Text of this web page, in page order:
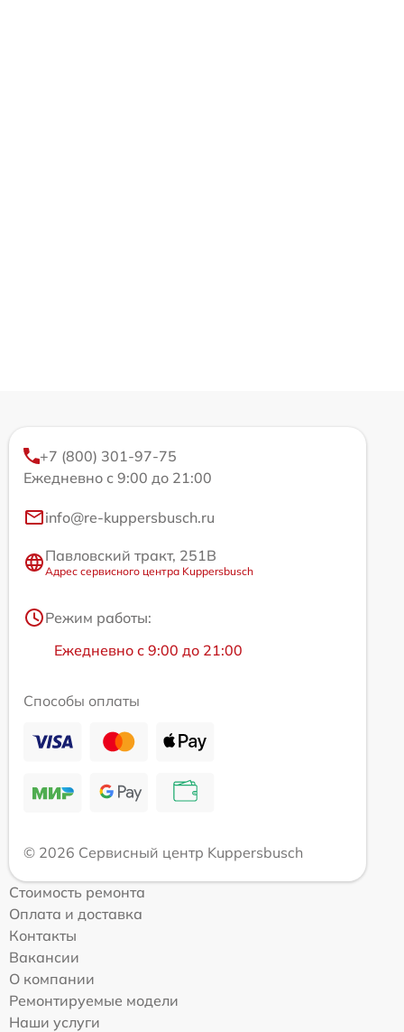
+7 (800) 301-97-75
Ежедневно с 9:00 до 21:00
info@re-kuppersbusch.ru
Павловский тракт, 251В
Адрес сервисного центра Kuppersbusch
Режим работы:
Ежедневно с 9:00 до 21:00
Способы оплаты
© 2026 Сервисный центр Kuppersbusch
Стоимость ремонта
Оплата и доставка
Контакты
Вакансии
О компании
Ремонтируемые модели
Наши услуги